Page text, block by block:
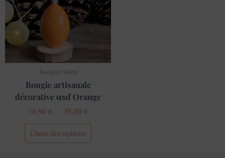
Bougies Déco
Bougie artisanale
décorative œuf Orange
10,90 € – 35,00 €
35,00 €
Choix des options
variations.
Les
options
choisies
page